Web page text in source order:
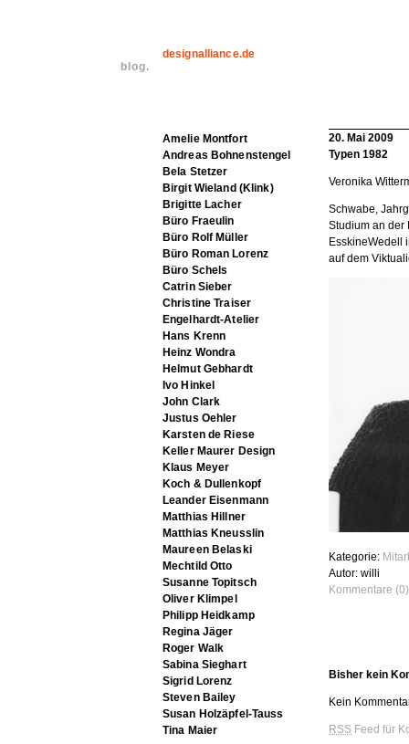
blog.
designalliance.de
20. Mai 2009
Typen 1982
Veronika
Schwabe,
Studium an der
EsskineWedell
auf dem
Kategorie:
Autor: willi
Kommentare (0)
Bisher kein
Kein
RSS Feed für
Amelie Montfort
Andreas Bohnenstengel
Bela Stetzer
Birgit Wieland (Klink)
Brigitte Lacher
Büro Fraeulin
Büro Rolf Müller
Büro Roman Lorenz
Büro Schels
Catrin Sieber
Christine Traiser
Engelhardt-Atelier
Hans Krenn
Heinz Wondra
Helmut Gebhardt
Ivo Hinkel
John Clark
Justus Oehler
Karsten de Riese
Keller Maurer Design
Klaus Meyer
Koch & Dullenkopf
Leander Eisenmann
Matthias Hillner
Matthias Kneusslin
Maureen Belaski
Mechtild Otto
Susanne Topitsch
Oliver Klimpel
Philipp Heidkamp
Regina Jäger
Roger Walk
Sabina Sieghart
Sigrid Lorenz
Steven Bailey
Susan Holzäpfel-Tauss
Tina Maier